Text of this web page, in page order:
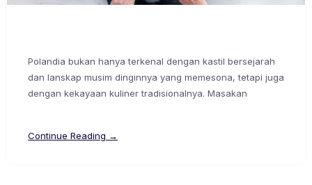
Polandia bukan hanya terkenal dengan kastil bersejarah
dan lanskap musim dinginnya yang memesona, tetapi juga
dengan kekayaan kuliner tradisionalnya. Masakan
Continue Reading →